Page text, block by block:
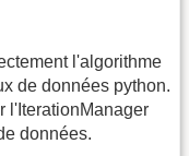
l'algorithme
de données python.
l'IterationManager
données.